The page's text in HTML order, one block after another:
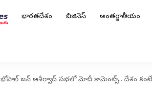
భారతదేశం బిజినెస్ అంతర్జాతీయం
భోపాల్ జన్ ఆశీర్వాద్ సభలో మోదీ కామెంట్స్.. దేశం కంటే,